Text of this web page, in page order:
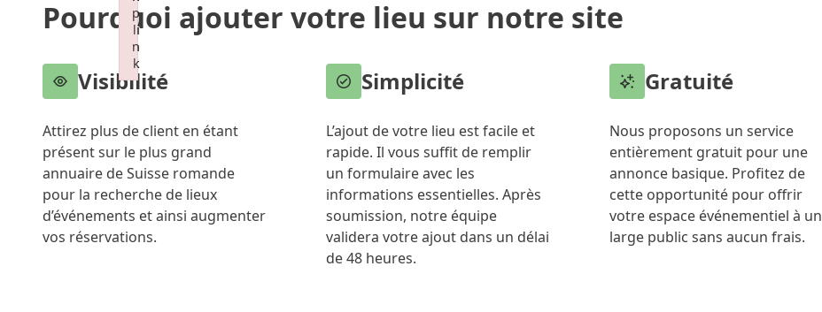
Pourquoi ajouter votre lieu sur notre site
Visibilité
Attirez plus de client en étant
présent sur le plus grand
annuaire de Suisse romande
pour la recherche de lieux
d’événements et ainsi augmenter
vos réservations.
Simplicité
L’ajout de votre lieu est facile et
rapide. Il vous suffit de remplir
un formulaire avec les
informations essentielles. Après
soumission, notre équipe
validera votre ajout dans un délai
de 48 heures.
Gratuité
Nous proposons un service
entièrement gratuit pour une
annonce basique. Profitez de
cette opportunité pour offrir
votre espace événementiel à un
large public sans aucun frais.
p
li
n
k
Failed to initialize plugin: wplink
p
li
n
k
Failed to initialize plugin: wplink
p
li
n
k
Failed to initialize plugin: wplink